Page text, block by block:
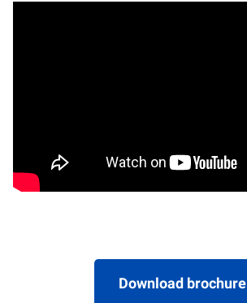
Download brochure